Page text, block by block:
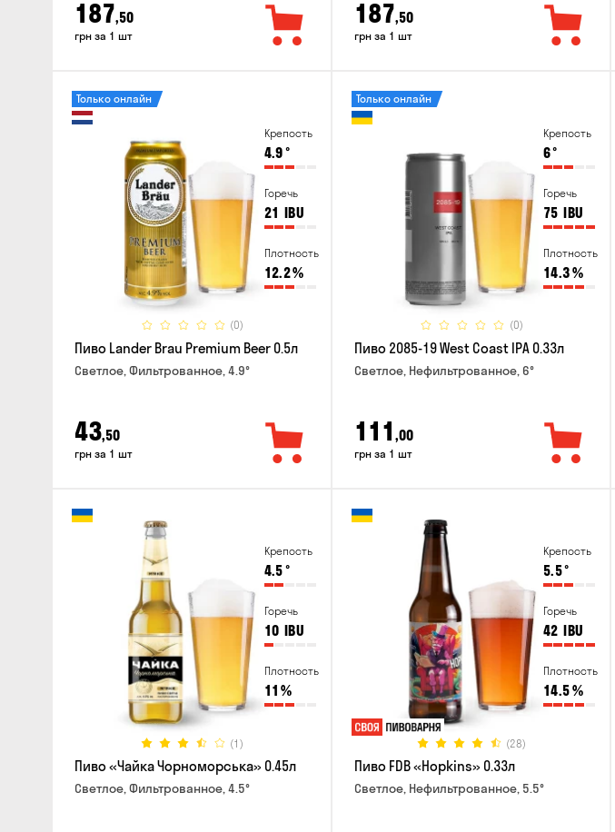
187,50
грн за 1 шт
187,50
грн за 1 шт
Крепость
4.9°
Горечь
21 IBU
Плотность
12.2%
(0)
Только онлайн
Пиво Lander Brau Premium Beer 0.5л
Светлое, Фильтрованное, 4.9°
43,50
грн за 1 шт
Крепость
6°
Горечь
75 IBU
Плотность
14.3%
(0)
Только онлайн
Пиво 2085-19 West Coast IPA 0.33л
Светлое, Нефильтрованное, 6°
111 ,00
грн за 1 шт
Крепость
4.5°
Горечь
10 IBU
Плотность
11 %
(1)
Пиво «Чайка Чорноморська» 0.45л
Светлое, Фильтрованное, 4.5°
Крепость
5.5°
Горечь
42 IBU
Плотность
14.5%
(28)
Пиво FDB «Hopkins» 0.33л
Светлое, Нефильтрованное, 5.5°